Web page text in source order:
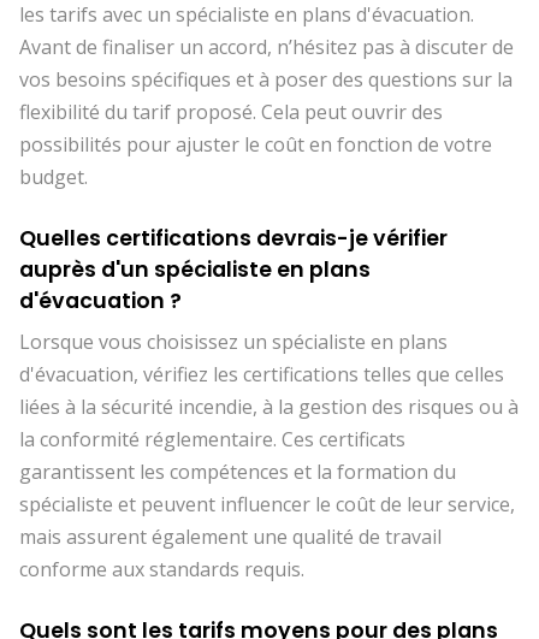
les tarifs avec un spécialiste en plans d'évacuation.
Avant de finaliser un accord, n’hésitez pas à discuter de
vos besoins spécifiques et à poser des questions sur la
flexibilité du tarif proposé. Cela peut ouvrir des
possibilités pour ajuster le coût en fonction de votre
budget.
Quelles certifications devrais-je vérifier
auprès d'un spécialiste en plans
d'évacuation ?
Lorsque vous choisissez un spécialiste en plans
d'évacuation, vérifiez les certifications telles que celles
liées à la sécurité incendie, à la gestion des risques ou à
la conformité réglementaire. Ces certificats
garantissent les compétences et la formation du
spécialiste et peuvent influencer le coût de leur service,
mais assurent également une qualité de travail
conforme aux standards requis.
Quels sont les tarifs moyens pour des plans